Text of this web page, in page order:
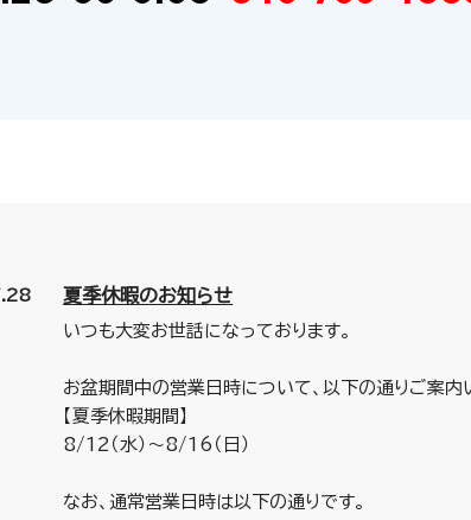
夏季休暇のお知らせ
いつも大変お世話になっております。
お盆期間中の営業日時について、以下の通りご案内
【夏季休暇期間】
8/12（水）～8/16（日）
なお、通常営業日時は以下の通りです。